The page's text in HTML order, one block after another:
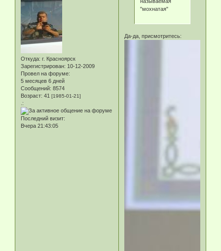
Откуда: г. Красноярск
Зарегистрирован: 10-12-2009
Провел на форуме:
5 месяцев 6 дней
Сообщений: 8574
Возраст: 41 [1985-01-21]
.:
Последний визит:
Вчера 21:43:05
называемая
"мохнатая"
Да-да, присмотритесь: